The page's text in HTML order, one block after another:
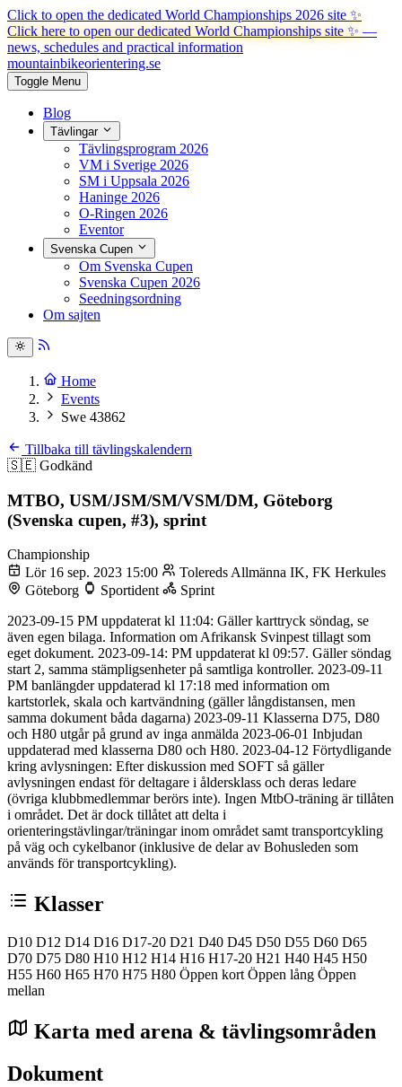
Click to open the dedicated World Championships 2026 site ✨
Click here to open our dedicated World Championships site ✨ —
news, schedules and practical information
mountainbikeorientering.se
Toggle Menu
Blog
Tävlingar
Tävlingsprogram 2026
VM i Sverige 2026
SM i Uppsala 2026
Haninge 2026
O-Ringen 2026
Eventor
Svenska Cupen
Om Svenska Cupen
Svenska Cupen 2026
Seedningsordning
Om sajten
Home
Events
Swe 43862
Tillbaka till tävlingskalendern
🇸🇪 Godkänd
MTBO, USM/JSM/SM/VSM/DM, Göteborg
(Svenska cupen, #3), sprint
Championship
Lör 16 sep. 2023 15:00
Tolereds Allmänna IK, FK Herkules
Göteborg
Sportident
Sprint
2023-09-15 PM uppdaterat kl 11:04: Gäller karttryck söndag, se
även egen bilaga. Information om Afrikansk Svinpest tillagt som
eget dokument. 2023-09-14: PM uppdaterat kl 09:57. Gäller söndag
start 2, samma stämpligsenheter på samtliga kontroller. 2023-09-11
PM banlängder uppdaterad kl 17:18 med information om
kartstorlek, skala och kartvändning (gäller långdistansen, men
samma dokument båda dagarna) 2023-09-11 Klasserna D75, D80
och H80 utgår på grund av inga anmälda 2023-06-01 Inbjudan
uppdaterad med klasserna D80 och H80. 2023-04-12 Förtydligande
kring avlysningen: Efter diskussion med SOFT så gäller
avlysningen endast för deltagare i åldersklass och deras ledare
(övriga klubbmedlemmar berörs inte). Ingen MtbO-träning är tillåten
i området. Det är dock tillåtet att delta i
orienteringstävlingar/träningar inom området samt transportcykling
på väg och cykelbanor (inklusive de delar av Bohusleden som
används för transportcykling).
Klasser
D10 D12 D14 D16 D17-20 D21 D40 D45 D50 D55 D60 D65
D70 D75 D80 H10 H12 H14 H16 H17-20 H21 H40 H45 H50
H55 H60 H65 H70 H75 H80 Öppen kort Öppen lång Öppen
mellan
Karta med arena & tävlingsområden
Dokument